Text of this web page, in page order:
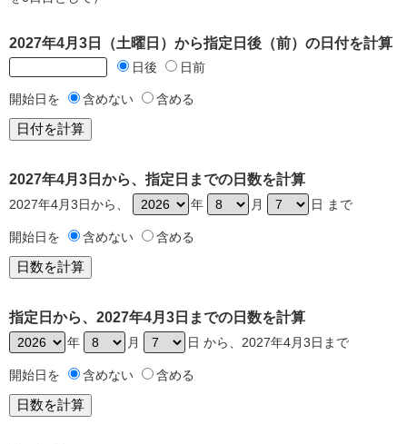
2027年4月3日（土曜日）から指定日後（前）の日付を計算
日後 日前
開始日を 含めない 含める
2027年4月3日から、指定日までの日数を計算
2027年4月3日から、 年 月 日 まで
開始日を 含めない 含める
指定日から、2027年4月3日までの日数を計算
年 月 日 から、2027年4月3日まで
開始日を 含めない 含める